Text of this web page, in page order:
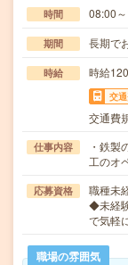
時間 08:00
期間 長期で
時給 時給
交
交通費
仕事内容
・鉄製
工のオ
応募資格
職種未
◆未経
で気軽
職場の雰囲気